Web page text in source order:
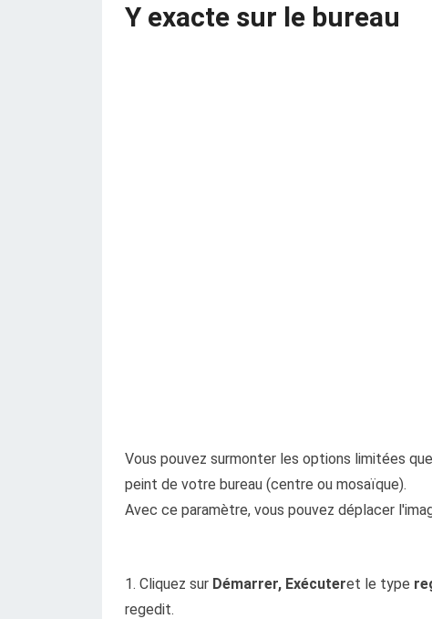
Y exacte sur le bureau
Vous pouvez surmonter les options limitées
peint de votre bureau (centre ou mosaïque).
Avec ce paramètre, vous pouvez déplacer
1. Cliquez sur Démarrer, Exécuteret le type
regedit.